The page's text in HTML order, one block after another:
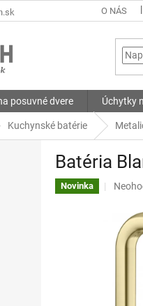
O NÁS
posuvné dvere Úchytky
Kuchynské batérie
Batéria
Novinka
0,0